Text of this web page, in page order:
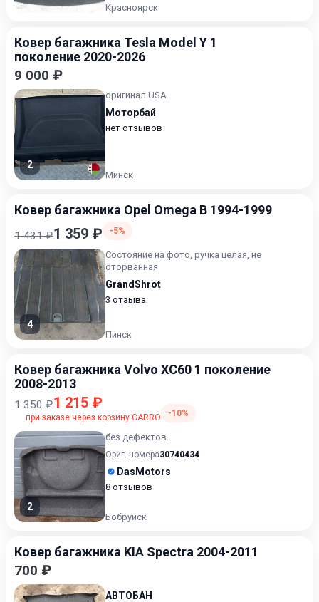
Красноярск
Ковер багажника Tesla Model Y 1
поколение 2020-2026
9 000 ₽
2
оригинал USA
Моторбай
нет отзывов
Минск
Ковер багажника Opel Omega B 1994-1999
1 431 ₽1 359 ₽ -5%
4
Состояние на фото, ручка целая, не
оторванная
GrandShrot
3 отзыва
Пинск
Ковер багажника Volvo XC60 1 поколение
2008-2013
1 350 ₽1 215 ₽
при заказе через корзину CARRO -10%
2
без дефектов.
Ориг. номера30740434
DasMotors
8 отзывов
Бобруйск
Ковер багажника KIA Spectra 2004-2011
700 ₽
АВТОБАН